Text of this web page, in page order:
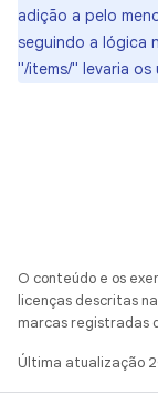
adição a pelo
seguindo a lógica
"/items/" levaria os
O conteúdo e os
licenças descritas na
marcas registradas
Última atualização